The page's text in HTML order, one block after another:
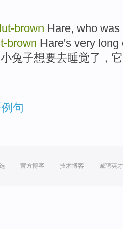
brown Hare, who was
brown Hare's very long
小兔子想要去睡觉了 ，它
句
官方博客 技术博客 诚聘英才